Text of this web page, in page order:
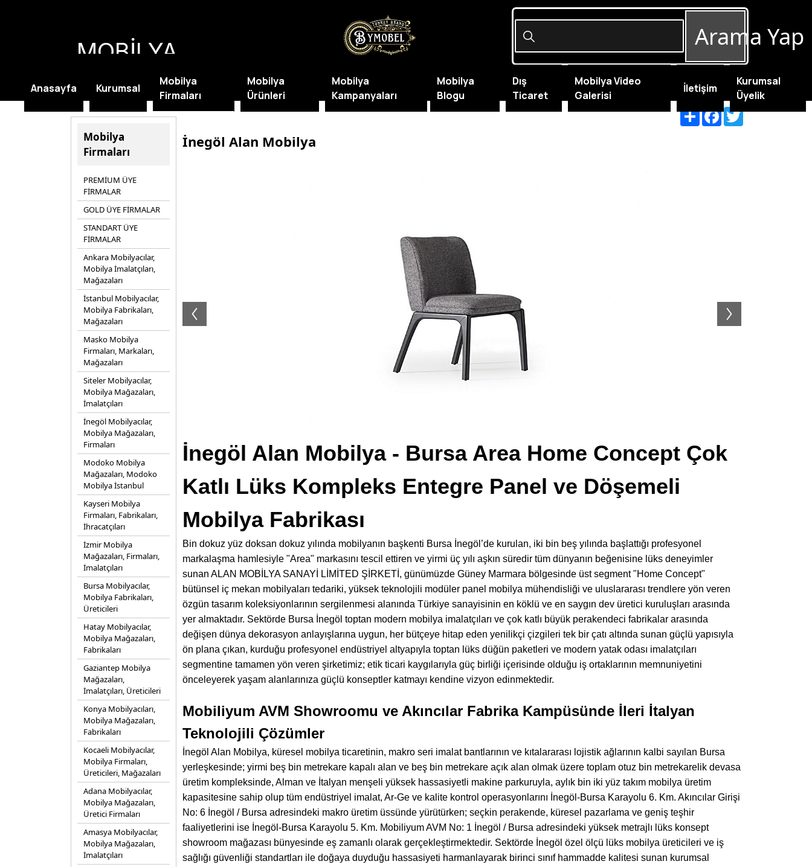
Mobilya
Firmaları
PREMİUM ÜYE
FİRMALAR
GOLD ÜYE FİRMALAR
STANDART ÜYE
FİRMALAR
Ankara Mobilyacılar,
Mobilya İmalatçıları,
Mağazaları
İstanbul Mobilyacılar,
Mobilya Fabrikaları,
Mağazaları
Masko Mobilya
Firmaları, Markaları,
Mağazaları
Siteler Mobilyacılar,
Mobilya Mağazaları,
İmalatçıları
İnegöl Mobilyacılar,
Mobilya Mağazaları,
Firmaları
Modoko Mobilya
Mağazaları, Modoko
Mobilya İstanbul
Kayseri Mobilya
Firmaları, Fabrikaları,
İhracatçıları
İzmir Mobilya
Mağazaları, Firmaları,
İmalatçıları
Bursa Mobilyacılar,
Mobilya Fabrikaları,
Üreticileri
Hatay Mobilyacılar,
Mobilya Mağazaları,
Fabrikaları
Gaziantep Mobilya
Mağazaları,
İmalatçıları, Üreticileri
Konya Mobilyacıları,
Mobilya Mağazaları,
Fabrikaları
Kocaeli Mobilyacılar,
Mobilya Firmaları,
Üreticileri, Mağazaları
Adana Mobilyacılar,
Mobilya Mağazaları,
Üretici Firmaları
Amasya Mobilyacılar,
Mobilya Mağazaları,
İmalatçıları
İnegöl Alan Mobilya
İnegöl Alan Mobilya - Bursa Area Home Concept Çok
Katlı Lüks Kompleks Entegre Panel ve Döşemeli
Mobilya Fabrikası
Bin dokuz yüz doksan dokuz yılında mobilyanın başkenti Bursa İnegöl’de kurulan, iki bin beş yılında başlattığı profesyonel
markalaşma hamlesiyle "Area" markasını tescil ettiren ve yirmi üç yılı aşkın süredir tüm dünyanın beğenisine lüks deneyimler
sunan ALAN MOBİLYA SANAYİ LİMİTED ŞİRKETİ, günümüzde Güney Marmara bölgesinde üst segment "Home Concept"
bütünsel iç mekan mobilyaları tedariki, yüksek teknolojili modüler panel mobilya mühendisliği ve uluslararası trendlere yön veren
özgün tasarım koleksiyonlarının sergilenmesi alanında Türkiye sanayisinin en köklü ve en saygın dev üretici kuruluşları arasında
yer almaktadır. Sektörde Bursa İnegöl toptan modern mobilya imalatçıları ve çok katlı büyük perakendeci fabrikalar arasında
değişen dünya dekorasyon anlayışlarına uygun, her bütçeye hitap eden yenilikçi çizgileri tek bir çatı altında sunan güçlü yapısıyla
ön plana çıkan, kurduğu profesyonel endüstriyel altyapıyla toptan lüks düğün paketleri ve modern yatak odası imalatçıları
segmentine tamamen yön veren şirketimiz; etik ticari kaygılarıyla güç birliği içerisinde olduğu iş ortaklarının memnuniyetini
önceleyerek yaşam alanlarınıza güçlü konseptler katmayı kendine vizyon edinmektedir.
Mobiliyum AVM Showroomu ve Akıncılar Fabrika Kampüsünde İleri İtalyan
Teknolojili Çözümler
İnegöl Alan Mobilya, küresel mobilya ticaretinin, makro seri imalat bantlarının ve kıtalararası lojistik ağlarının kalbi sayılan Bursa
yerleşkesinde; yirmi beş bin metrekare kapalı alan ve beş bin metrekare açık alan olmak üzere toplam otuz bin metrekarelik devasa
üretim kompleksinde, Alman ve İtalyan menşeli yüksek hassasiyetli makine parkuruyla, aylık bin iki yüz takım mobilya üretim
kapasitesine sahip olup tüm endüstriyel imalat, Ar-Ge ve kalite kontrol operasyonlarını İnegöl-Bursa Karayolu 6. Km. Akıncılar Girişi
No: 6 İnegöl / Bursa adresindeki makro üretim üssünde yürütürken; seçkin perakende, küresel pazarlama ve geniş teşhir
faaliyetlerini ise İnegöl-Bursa Karayolu 5. Km. Mobiliyum AVM No: 1 İnegöl / Bursa adresindeki yüksek metrajlı lüks konsept
showroom mağazası bünyesinde eş zamanlı olarak gerçekleştirmektedir. Sektörde İnegöl özel ölçü lüks mobilya üreticileri ve iş
sağlığı güvenliği standartları ile doğaya duyduğu hassasiyeti harmanlayarak birinci sınıf hammadde kalitesi sunan kurumsal
ShareFacebook
Twitter
MOBİLYA
KAMPANYALARI
Arama Yap
Anasayfa Kurumsal
Mobilya
Firmaları
Mobilya
Ürünleri
Mobilya
Kampanyaları
Mobilya
Blogu
Dış
Ticaret
Mobilya Video
Galerisi
İletişim
Kurumsal
Üyelik